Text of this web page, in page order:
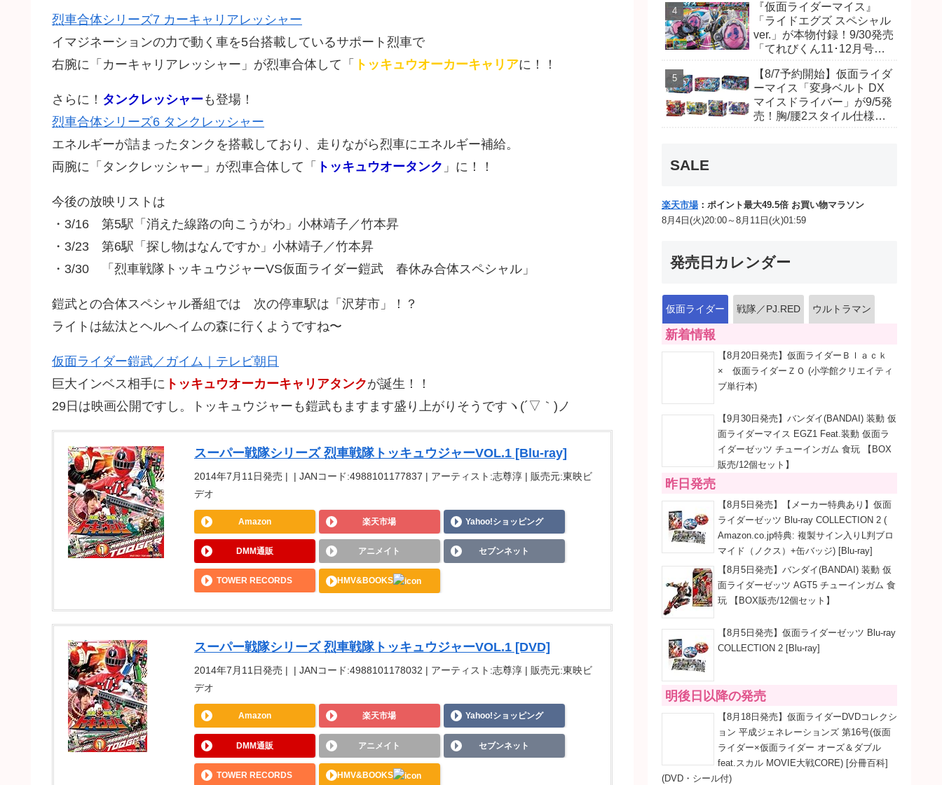
烈車合体シリーズ7 カーキャリアレッシャー
イマジネーションの力で動く車を5台搭載しているサポート烈車で
右腕に「カーキャリアレッシャー」が烈車合体して「
トッキュウオーカーキャリアに！！
さらに！ タンクレッシャーも登場！
烈車合体シリーズ6 タンクレッシャー
エネルギーが詰まったタンクを搭載しており、走りながら烈車にエネルギー補給。
両腕に「タンクレッシャー」が烈車合体して「
トッキュウオータンク 」に！！
今後の放映リストは
・3/16 第5駅「消えた線路の向こうがわ」小林靖子／竹本昇
・3/23 第6駅「探し物はなんですか」小林靖子／竹本昇
・3/30 「烈車戦隊トッキュウジャーVS仮面ライダー鎧武 春休み合体スペシャル」
鎧武との合体スペシャル番組では 次の停車駅は「沢芽市」！？
ライトは紘汰とヘルヘイムの森に行くようですね〜
仮面ライダー鎧武／ガイム｜テレビ朝日
巨大インベス相手に トッキュウオーカーキャリアタンクが誕生！！
29日は映画公開ですし。トッキュウジャーも鎧武もますます盛り上がりそうですヽ(´▽｀)ノ
スーパー戦隊シリーズ 烈車戦隊トッキュウジャーVOL.1 [Blu-ray]
2014年7月11日発売 | | JANコード:4988101177837 | アーティスト:志尊淳 | 販売元:東映ビ
デオ
Amazon 楽天市場 Yahoo!ショッピング
DMM通販 アニメイト セブンネット
TOWER RECORDS HMV&BOOKS
スーパー戦隊シリーズ 烈車戦隊トッキュウジャーVOL.1 [DVD]
2014年7月11日発売 | | JANコード:4988101178032 | アーティスト:志尊淳 | 販売元:東映ビ
デオ
Amazon 楽天市場 Yahoo!ショッピング
DMM通販 アニメイト セブンネット
TOWER RECORDS HMV&BOOKS
開！ライダーは子丑寅卯辰
巳午未申酉戌亥猫猫の14
人⁉
『仮面ライダーマイス』
「ライドエグズ スペシャル
ver.」が本物付録！9/30発売
「てれびくん11･12月号」
キラキララメ入り！変身ベ
ルトにセットすれば特別な
音声が！
【8/7予約開始】仮面ライダ
ーマイス「変身ベルト DX
マイスドライバー」が9/5発
売！胸/腰2スタイル仕様！
SALE
楽天市場 ：ポイント最大49.5倍 お買い物マラソン
8月4日(火)20:00～8月11日(火)01:59
発売日カレンダー
仮面ライダー 戦隊／PJ.RED ウルトラマン
新着情報
【8月20日発売】仮面ライダーＢｌａｃｋ
× 仮面ライダーＺＯ (小学館クリエイティ
ブ単行本)
【9月30日発売】バンダイ(BANDAI) 装動 仮
面ライダーマイス EGZ1 Feat.装動 仮面ラ
イダーゼッツ チューインガム 食玩 【BOX
販売/12個セット】
昨日発売
【8月5日発売】【メーカー特典あり】仮面
ライダーゼッツ Blu-ray COLLECTION 2 (
Amazon.co.jp特典: 複製サイン入りL判ブロ
マイド（ノクス）+缶バッジ) [Blu-ray]
【8月5日発売】バンダイ(BANDAI) 装動 仮
面ライダーゼッツ AGT5 チューインガム 食
玩 【BOX販売/12個セット】
【8月5日発売】仮面ライダーゼッツ Blu-ray
COLLECTION 2 [Blu-ray]
明後日以降の発売
【8月18日発売】仮面ライダーDVDコレクシ
ョン 平成ジェネレーションズ 第16号(仮面
ライダー×仮面ライダー オーズ＆ダブル
feat.スカル MOVIE大戦CORE) [分冊百科]
(DVD・シール付)